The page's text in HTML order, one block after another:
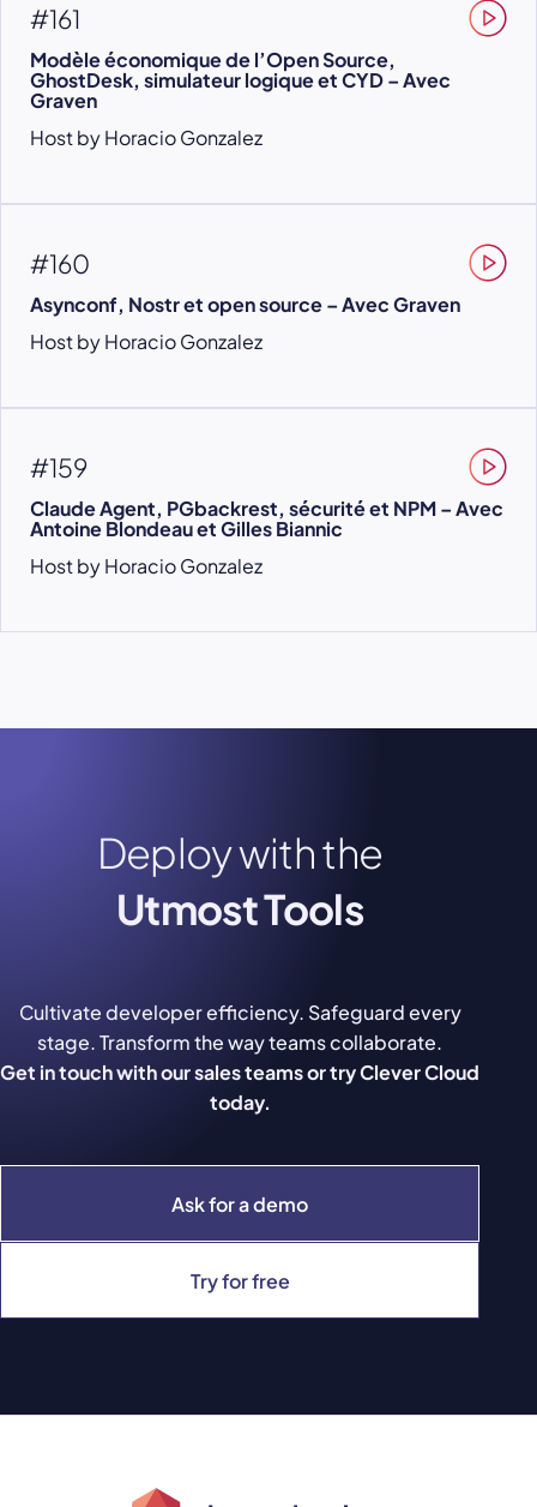
#161
Modèle économique de l’Open Source,
GhostDesk, simulateur logique et CYD – Avec
Graven
Host by Horacio Gonzalez
#160
Asynconf, Nostr et open source – Avec Graven
Host by Horacio Gonzalez
#159
Claude Agent, PGbackrest, sécurité et NPM – Avec
Antoine Blondeau et Gilles Biannic
Host by Horacio Gonzalez
Deploy with the
Utmost Tools
Ask for a demo
Try for free
Cultivate developer efficiency. Safeguard every
stage. Transform the way teams collaborate.
Get in touch with our sales teams or try Clever Cloud
today.